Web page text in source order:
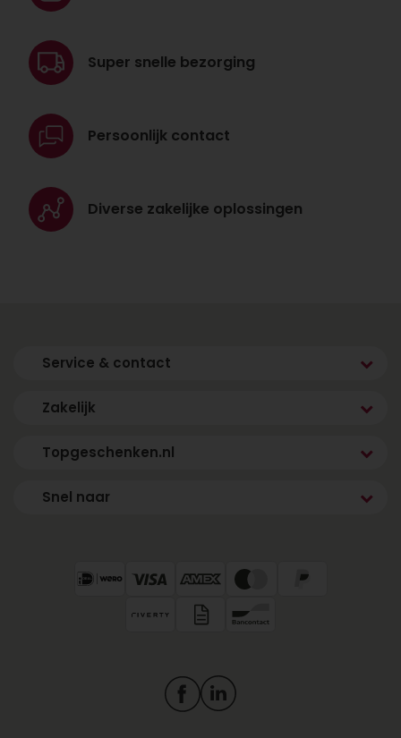
Super snelle bezorging
Persoonlijk contact
Diverse zakelijke oplossingen
Service & contact
Zakelijk
Topgeschenken.nl
Snel naar